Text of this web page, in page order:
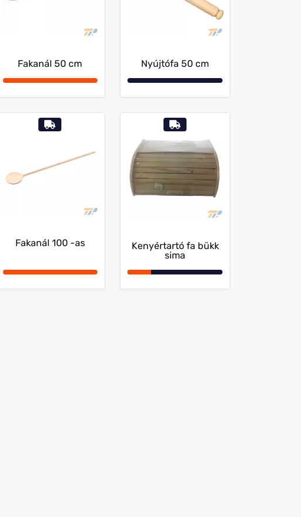
Fakanál 50 cm Nyújtófa 50 cm
Fakanál 100 -as
Kenyértartó fa bükk
sima